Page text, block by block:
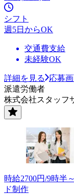
シフト
週5日からOK
交通費支給
未経験OK
詳細を見る
応募
派遣労働者
株式会社スタッフ
時給2700円/9時半
ド制作